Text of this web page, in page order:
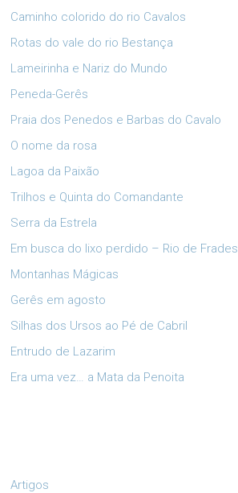
Caminho colorido do rio Cavalos
Rotas do vale do rio Bestança
Lameirinha e Nariz do Mundo
Peneda-Gerês
Praia dos Penedos e Barbas do Cavalo
O nome da rosa
Lagoa da Paixão
Trilhos e Quinta do Comandante
Serra da Estrela
Em busca do lixo perdido – Rio de Frades
Montanhas Mágicas
Gerês em agosto
Silhas dos Ursos ao Pé de Cabril
Entrudo de Lazarim
Era uma vez… a Mata da Penoita
Artigos